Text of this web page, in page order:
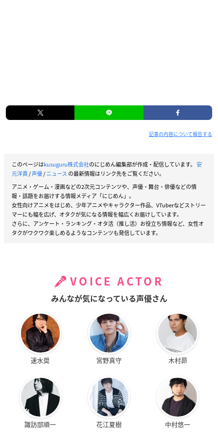
記事の内容について報告する
このページはkusuguru株式会社のにじめん編集部が作成・配信しています。 安
元洋貴/声優/ニュース の最新情報はリンク先をご覧ください。
アニメ・ゲーム・漫画などの2次元コンテンツや、声優・舞台・俳優などの情
報・話題をお届けする情報メディア「にじめん」。
女性向けアニメをはじめ、少年アニメやキャラクター作品、VTuberなどストリー
マーにも幅を広げ、オタクが気になる情報を幅広くお届けしています。
さらに、アンケート・ランキング・オタ活（推し活）お役立ち情報など、女性オ
タクがワクワク楽しめるようなコンテンツも発信しています。
VOICE ACTOR
みんなが気になっている声優さん
速水奨 宮野真守 木村昴
諏訪部順一 花江夏樹 中村悠一